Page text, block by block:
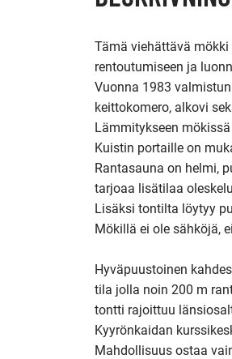
Tämä viehättävä
rentoutumiseen ja
Vuonna 1983
keittokomero, alkovi
Lämmitykseen
Kuistin portaille on
Rantasauna on helmi,
tarjoaa lisätilaa
Lisäksi tontilta löytyy
Mökillä ei ole sähköjä,
Hyväpuustoinen
tila jolla noin 200 m
tontti rajoittuu
Kyyrönkaidan
Mahdollisuus ostaa